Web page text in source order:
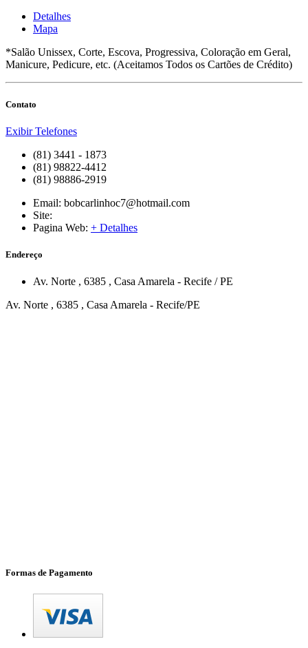
Detalhes
Mapa
*Salão Unissex, Corte, Escova, Progressiva, Coloração em Geral,
Manicure, Pedicure, etc. (Aceitamos Todos os Cartões de Crédito)
Contato
Exibir Telefones
(81) 3441 - 1873
(81) 98822-4412
(81) 98886-2919
Email: bobcarlinhoc7@hotmail.com
Site:
Pagina Web: + Detalhes
Endereço
Av. Norte , 6385 , Casa Amarela - Recife /PE
Av. Norte , 6385 , Casa Amarela - Recife/PE
Formas de Pagamento